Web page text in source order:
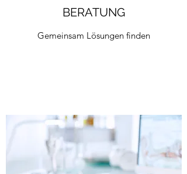
BERATUNG
Gemeinsam Lösungen finden